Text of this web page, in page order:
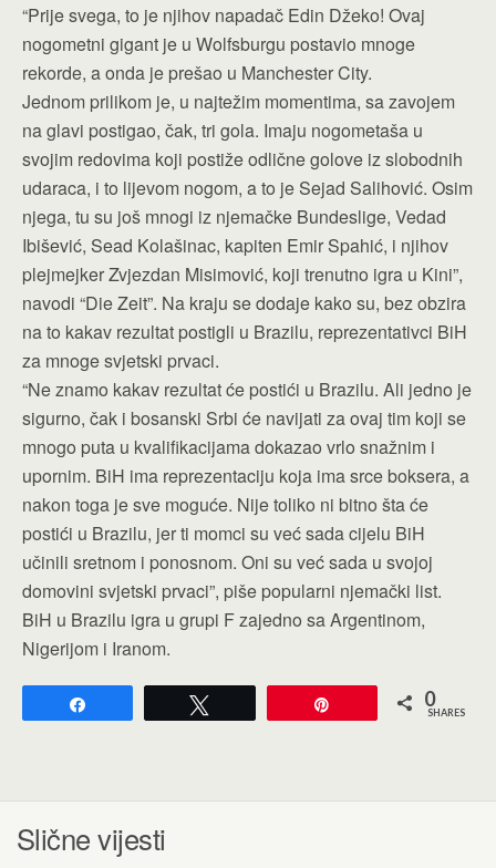
“Prije svega, to je njihov napadač Edin Džeko! Ovaj
nogometni gigant je u Wolfsburgu postavio mnoge
rekorde, a onda je prešao u Manchester City.
Jednom prilikom je, u najtežim momentima, sa zavojem
na glavi postigao, čak, tri gola. Imaju nogometaša u
svojim redovima koji postiže odlične golove iz slobodnih
udaraca, i to lijevom nogom, a to je Sejad Salihović. Osim
njega, tu su još mnogi iz njemačke Bundeslige, Vedad
Ibišević, Sead Kolašinac, kapiten Emir Spahić, i njihov
plejmejker Zvjezdan Misimović, koji trenutno igra u Kini”,
navodi “Die Zeit”. Na kraju se dodaje kako su, bez obzira
na to kakav rezultat postigli u Brazilu, reprezentativci BiH
za mnoge svjetski prvaci.
“Ne znamo kakav rezultat će postići u Brazilu. Ali jedno je
sigurno, čak i bosanski Srbi će navijati za ovaj tim koji se
mnogo puta u kvalifikacijama dokazao vrlo snažnim i
upornim. BiH ima reprezentaciju koja ima srce boksera, a
nakon toga je sve moguće. Nije toliko ni bitno šta će
postići u Brazilu, jer ti momci su već sada cijelu BiH
učinili sretnom i ponosnom. Oni su već sada u svojoj
domovini svjetski prvaci”, piše popularni njemački list.
BiH u Brazilu igra u grupi F zajedno sa Argentinom,
Nigerijom i Iranom.
0
SHARES
Slične vijesti